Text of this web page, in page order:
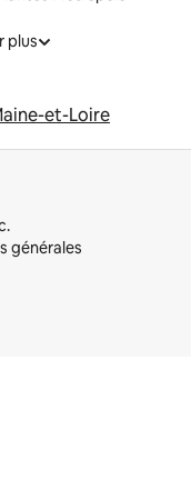
plus
et-Loire
générales